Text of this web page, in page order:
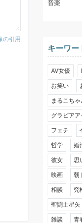
の引用
音楽
キーワー
AV女優
お笑い
まるこちゃ
グラビア
フェチ
哲学
婚
彼女
思
映画
朝
相談
究
聖闘士星矢
雑談
青